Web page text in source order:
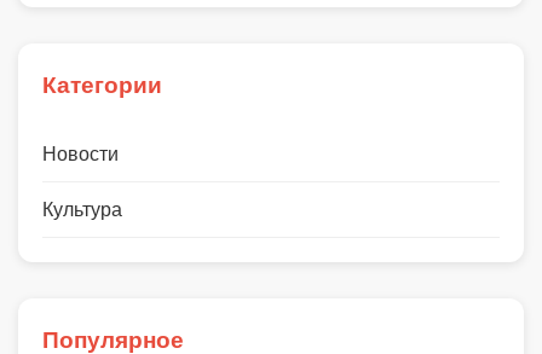
Категории
Новости
Культура
Популярное